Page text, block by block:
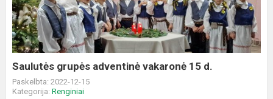
vakaronė
15
d.
Saulutės grupės adventinė vakaronė 15 d.
Paskelbta: 2022-12-15
Kategorija: Renginiai